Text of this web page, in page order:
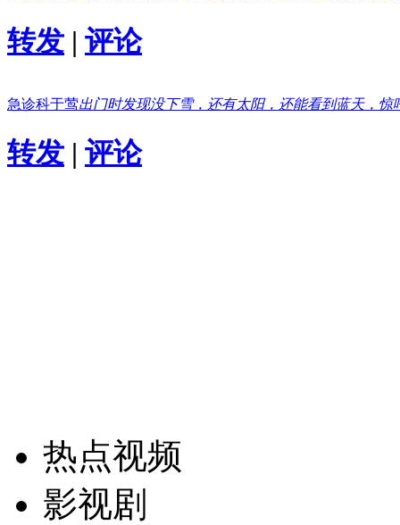
转发 | 评论
急诊科于莺出门时发现没下雪，还有太阳，还能看到蓝天，惊
转发 | 评论
热点视频
影视剧